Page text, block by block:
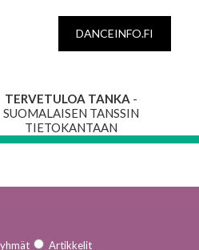
DANCEINFO.FI
TERVETULOA TANKA -
SUOMALAISEN TANSSIN
TIETOKANTAAN
Artikkelit